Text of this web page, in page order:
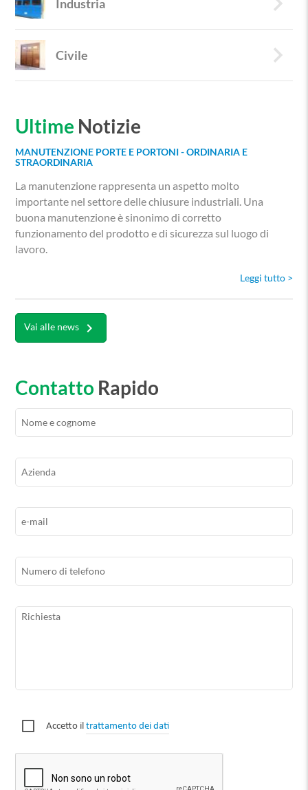
Industria
Civile keyboard_arrow_right
Ultime Notizie
MANUTENZIONE PORTE E PORTONI - ORDINARIA E
STRAORDINARIA
La manutenzione rappresenta un aspetto molto
importante nel settore delle chiusure industriali. Una
buona manutenzione è sinonimo di corretto
funzionamento del prodotto e di sicurezza sul luogo di
lavoro.
Leggi tutto >
Vai alle news keyboard_arrow_right
Contatto Rapido
Accetto iltrattamento dei dati